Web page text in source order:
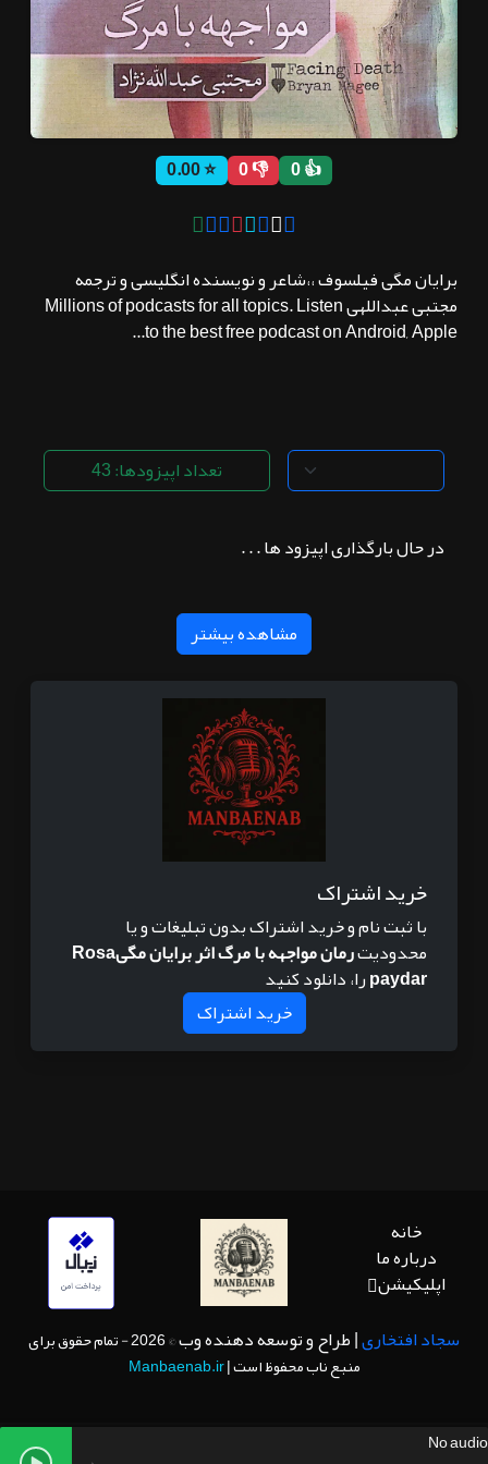
اشتراک‌ها
👍 0
👎 0
⭐ 0.00
برایان مگی فیلسوف ،،شاعر و نویسنده انگلیسی و ترجمه
مجتبی عبداللهی Millions of podcasts for all topics. Listen
to the best free podcast on Android, Apple...
No audio
تعداد اپیزودها: 43
در حال بارگذاری اپیزود ها . . .
مشاهده بیشتر
خرید اشتراک
با ثبت نام و خرید اشتراک بدون تبلیغات و یا
محدودیت رمان مواجهه با مرگ اثر برایان مگیRosa
paydarرا، دانلود کنید
خرید اشتراک
خانه
درباره ما
اپلیکیشن
سجاد افتخاری| طراح و توسعه دهنده وب
© 2026 - تمام حقوق برای
منبع ناب محفوظ است |Manbaenab.ir